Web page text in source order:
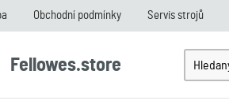
Obchodní podmínky Servis strojů
Fellowes.store